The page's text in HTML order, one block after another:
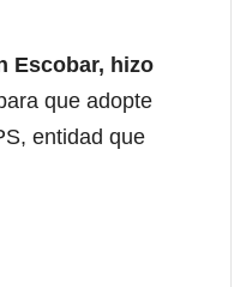
Escobar, hizo
que adopte
entidad que